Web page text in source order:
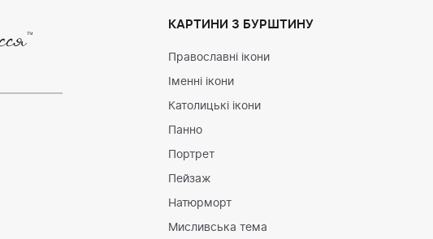
КАРТИНИ З БУРШТИНУ
Православні ікони
Іменні ікони
Католицькі ікони
Панно
Портрет
Пейзаж
Натюрморт
Мисливська тема